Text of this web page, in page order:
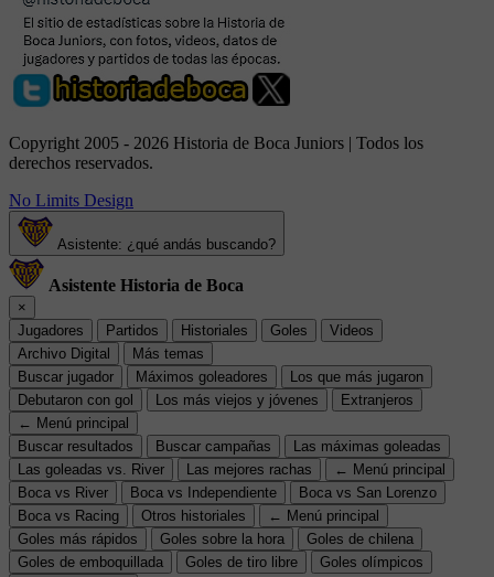
Copyright 2005 - 2026 Historia de Boca Juniors | Todos los
derechos reservados.
No Limits Design
Asistente: ¿qué andás buscando?
Asistente Historia de Boca
×
Jugadores
Partidos Historiales Goles
Videos
Archivo Digital
Más temas
Buscar jugador
Máximos goleadores
Los que más jugaron
Debutaron con gol
Los más viejos y jóvenes
Extranjeros
← Menú principal
Buscar resultados
Buscar campañas
Las máximas goleadas
Las goleadas vs. River
Las mejores rachas
← Menú principal
Boca vs River
Boca vs Independiente
Boca vs San Lorenzo
Boca vs Racing
Otros historiales
← Menú principal
Goles más rápidos
Goles sobre la hora
Goles de chilena
Goles de emboquillada
Goles de tiro libre
Goles olímpicos